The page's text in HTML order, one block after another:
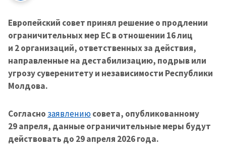
Европейский совет принял решение о продлении
ограничительных мер ЕС в отношении 16 лиц
и 2 организаций, ответственных за действия,
направленные на дестабилизацию, подрыв или
угрозу суверенитету и независимости Республики
Молдова.
Согласно заявлениюсовета, опубликованному
29 апреля, данные ограничительные меры будут
действовать до 29 апреля 2026 года.